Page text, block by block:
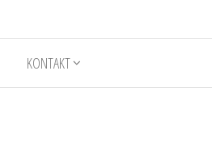
KONTAKT